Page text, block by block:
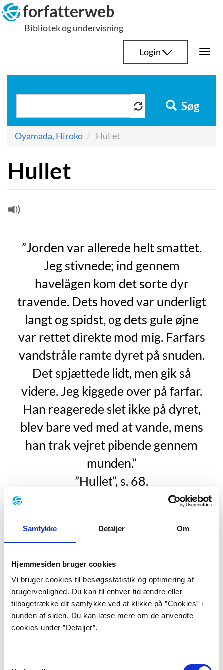
Samtykke Detaljer Om
Hjemmesiden bruger cookies
Vi bruger cookies til besøgsstatistik og optimering af
brugervenlighed. Du kan til enhver tid ændre eller
tilbagetrække dit samtykke ved at klikke på ”Cookies” i
bunden af siden. Du kan læse mere om de anvendte
cookies under ”Detaljer”.
Hop
til
indhold
forfatterweb
Bibliotek og undervisning
Login
Søg
Oyamada, Hiroko Hullet
Hullet
”Jorden var allerede helt smattet.
Jeg stivnede; ind gennem
havelågen kom det sorte dyr
travende. Dets hoved var underligt
langt og spidst, og dets gule øjne
var rettet direkte mod mig. Farfars
vandstråle ramte dyret på snuden.
Det spjættede lidt, men gik så
videre. Jeg kiggede over på farfar.
Han reagerede slet ikke på dyret,
blev bare ved med at vande, mens
han trak vejret pibende gennem
munden.”
”Hullet”, s. 68.
Hiroko Oyamada udgav”Ana”(”Hullet”, 2022) i 2014,
hvor kortromanen – novellaen – indbragte hende en af
Japans største litteraturpriser. Fortælleren er den 29-
Muneaki er flyttet fra Tokyo til landet, hvor de har fået
lov til at bo gratis som svigerforældrenes naboer.
Muneaki er blevet forflyttet med sit arbejde, og derfor
har Asahi sagt sit job op som løstansat for at blive
hjemmegående uden børn. Asahis tidligere kollegaer
misunder hende det nye ’drømmeliv’, men Asahi trives
landet. Asahi iagttager den lidt uhyggelige farfar, der
vander haven, selvom det regner, og imens smiler han